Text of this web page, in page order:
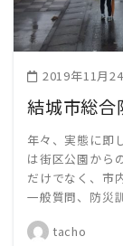
2019年11月
結城市総合
年々、実態に即
は街区公園から
だけでなく、市
一般質問、防災
tacho